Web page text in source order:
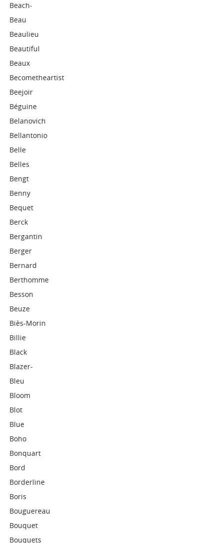
Beach-
Beau
Beaulieu
Beautiful
Beaux
Becometheartist
Beejoir
Béguine
Belanovich
Bellantonio
Belle
Belles
Bengt
Benny
Bequet
Berck
Bergantin
Berger
Bernard
Berthomme
Besson
Beuze
Biès-Morin
Billie
Black
Blazer-
Bleu
Bloom
Blot
Blue
Boho
Bonquart
Bord
Borderline
Boris
Bouguereau
Bouquet
Bouquets